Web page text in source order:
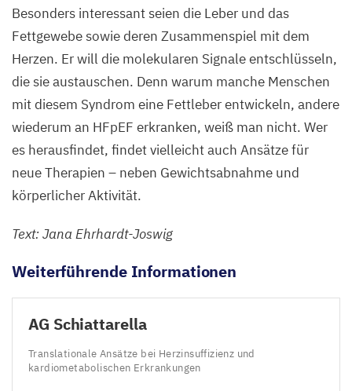
Besonders interessant seien die Leber und das
Fettgewebe sowie deren Zusammenspiel mit dem
Herzen. Er will die molekularen Signale entschlüsseln,
die sie austauschen. Denn warum manche Menschen
mit diesem Syndrom eine Fettleber entwickeln, andere
wiederum an HFpEF erkranken, weiß man nicht. Wer
es herausfindet, findet vielleicht auch Ansätze für
neue Therapien – neben Gewichtsabnahme und
körperlicher Aktivität.
Text: Jana Ehrhardt-Joswig
Weiterführende Informationen
AG Schiattarella
Translationale Ansätze bei Herzinsuffizienz und
kardiometabolischen Erkrankungen